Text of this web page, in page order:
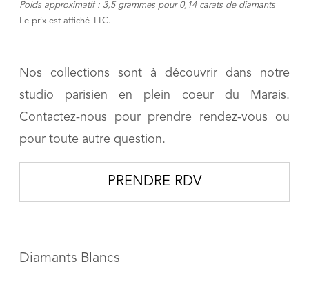
Poids approximatif : 3,5 grammes pour 0,14 carats de diamants
Le prix est affiché TTC.
Nos collections sont à découvrir dans notre
studio parisien en plein coeur du Marais.
Contactez-nous pour prendre rendez-vous ou
pour toute autre question.
PRENDRE RDV
Diamants Blancs